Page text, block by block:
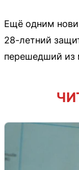
Ещё одним
28-летний
перешедший из